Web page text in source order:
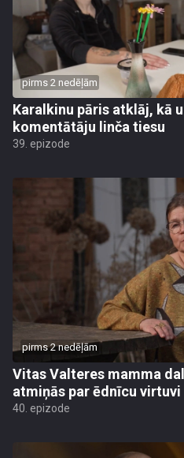
pirms 2 nedēļām
Karalkinu pāris atklāj, kā
komentātāju linča tiesu
39. epizode
pirms 2 nedēļām
Vitas Valteres mamma
atmiņās par ēdnīcu virtuvi
40. epizode